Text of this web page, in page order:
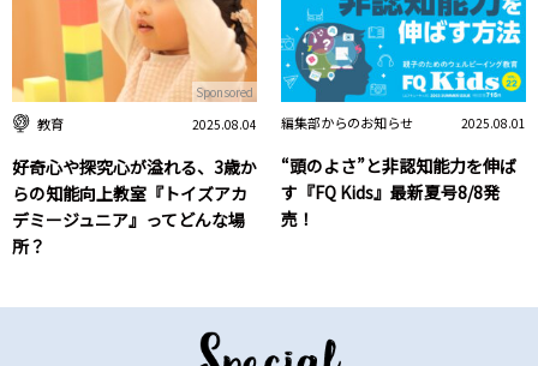
教育 2025.08.04
好奇心や探究心が溢れる、3歳か
らの知能向上教室『トイズアカ
デミージュニア』ってどんな場
所？
Sponsored
編集部からのお知らせ 2025.08.01
“頭のよさ”と非認知能力を伸ば
す『FQ Kids』最新夏号8/8発
売！